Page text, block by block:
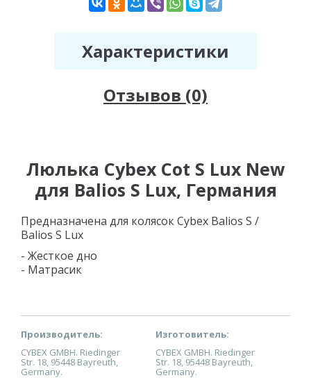
Характеристики
Отзывов (0)
Люлька Cybex Cot S Lux New
для Balios S Lux, Германия
Предназначена для колясок Cybex Balios S /
Balios S Lux
- Жесткое дно
- Матрасик
Производитель:
CYBEX GMBH. Riedinger
Str. 18, 95448 Bayreuth,
Germany.
Изготовитель:
CYBEX GMBH. Riedinger
Str. 18, 95448 Bayreuth,
Germany.